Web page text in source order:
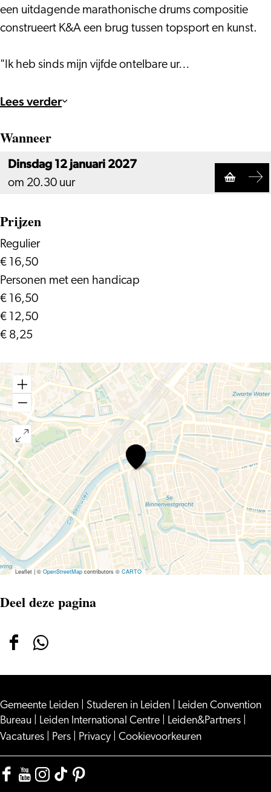
een uitdagende marathonische drums compositie
construeert K&A een brug tussen topsport en kunst.
"Ik heb sinds mijn vijfde ontelbare ur…
Lees verder
Wanneer
Dinsdag 12 januari 2027
om 20.30 uur
Prijzen
Regulier
€ 16,50
Personen met een handicap
€ 16,50
€ 12,50
€ 8,25
Marathon
(try-
out)
Leaflet|©OpenStreetMapcontributors ©CARTO
Deel deze pagina
Deel
op
Facebook
Deel
op
WhatsApp
Gemeente Leiden Studeren in Leiden
Leiden Convention
Bureau
Leiden International Centre Leiden&Partners
Vacatures
Pers Privacy Cookievoorkeuren
Facebook
YouTube
Instagram
TikTokPinterest